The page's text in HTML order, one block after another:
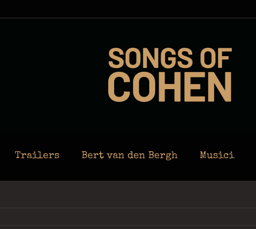
Trailers Bert van den Bergh Musici